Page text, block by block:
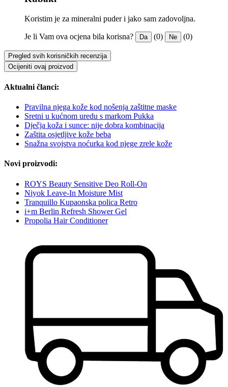
Koristim je za mineralni puder i jako sam zadovoljna.
Je li Vam ova ocjena bila korisna? Da (0) Ne (0)
Pregled svih korisničkih recenzija
Ocijeniti ovaj proizvod
Aktualni članci:
Pravilna njega kože kod nošenja zaštitne maske
Sretni u kućnom uredu s markom Pukka
Dječja koža i sunce: nije dobra kombinacija
Zaštita osjetljive kože beba
Snažna svojstva noćurka kod njege zrele kože
Novi proizvodi:
ROYS Beauty Sensitive Deo Roll-On
Niyok Leave-In Moisture Mist
Tranquillo Kupaonska polica Retro
i+m Berlin Refresh Shower Gel
Propolia Hair Conditioner